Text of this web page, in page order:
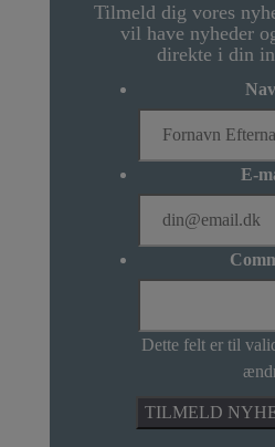
Tilmeld dig vores
vil have nyheder
direkte i din
E-
Dette felt er til